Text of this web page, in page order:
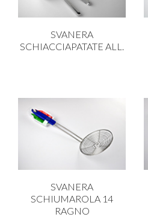
SVANERA
SCHIACCIAPATATE ALL.
SVANERA
SCHIUMAROLA 14
RAGNO